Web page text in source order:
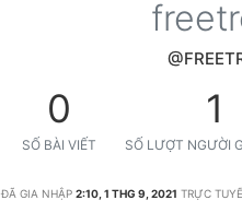
0
SỐ BÀI VIẾT
1
SỐ LƯỢT NGƯỜI
ĐÃ GIA NHẬP 2:10, 1 THG 9, 2021 TRỰC